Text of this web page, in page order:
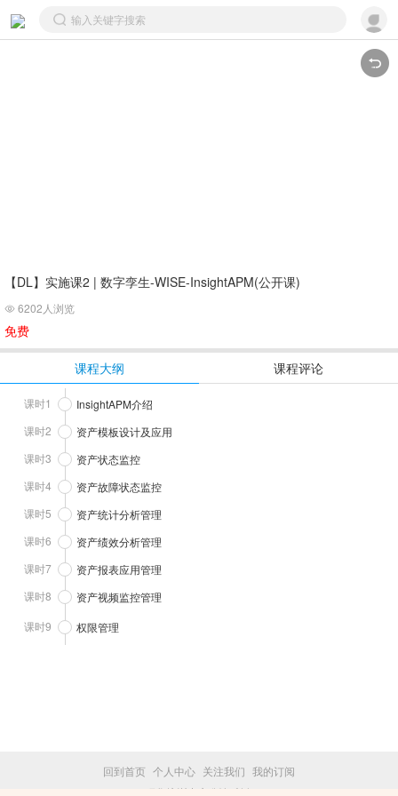
【DL】实施课2 | 数字孪生-WISE-InsightAPM(公开课)
 6202人浏览
免费
课程大纲 课程评论
课时1
InsightAPM介绍
课时2
资产模板设计及应用
课时3
资产状态监控
课时4
资产故障状态监控
课时5
资产统计分析管理
课时6
资产绩效分析管理
课时7
资产报表应用管理
课时8
资产视频监控管理
课时9
权限管理
回到首页 个人中心 关注我们 我的订阅
研华培训中心 版权所有